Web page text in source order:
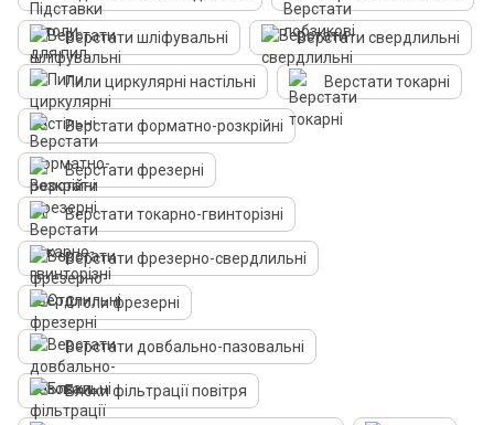
Верстати шліфувальні Верстати свердлильні
Пили циркулярні настільні Верстати токарні
Верстати форматно-розкрійні
Верстати фрезерні
Верстати токарно-гвинторізні
Верстати фрезерно-свердлильні
Столи фрезерні
Верстати довбально-пазовальні
Блоки фільтрації повітря